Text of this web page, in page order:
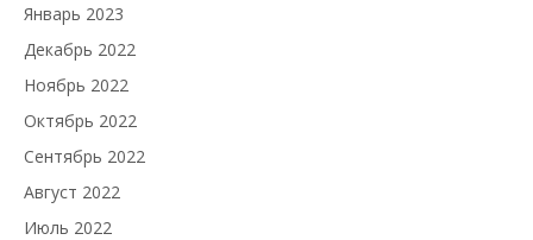
Январь 2023
Декабрь 2022
Ноябрь 2022
Октябрь 2022
Сентябрь 2022
Август 2022
Июль 2022